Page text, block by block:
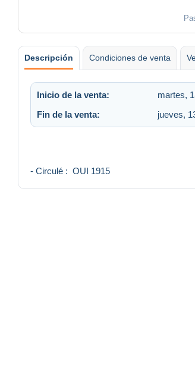
Descripción Condiciones de venta
Inicio de la venta: martes,
Fin de la venta:
jueves,
- Circulé : OUI 1915